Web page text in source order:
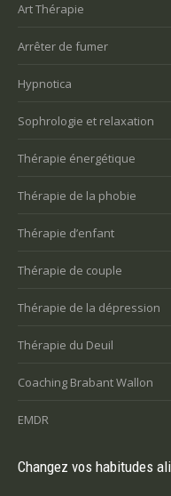
Art Thérapie
Arrêter de fumer
Hypnotica
Sophrologie et relaxation
Thérapie énergétique
Thérapie de la phobie
Thérapie d’enfant
Thérapie de couple
Thérapie de la dépression
Thérapie du Deuil
Coaching Brabant Wallon
EMDR
Changez vos habitudes